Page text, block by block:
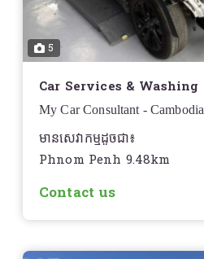
5
Car Services & Washing
My Car Consultant - Cambodia
មានសេវាកម្មដូចជា៖
- ជួសជុលទូទៅ
-តោនបាញ់ថ្នាំ
-ជួសជុលម៉ាសុីន ប្រអប់លេខ
Phnom Penh 9.48km
Contact us